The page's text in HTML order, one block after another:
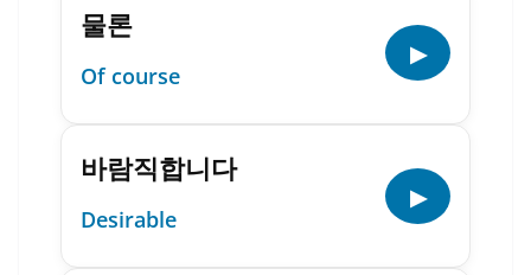
물론
Of course
▶
바람직합니다
Desirable
▶